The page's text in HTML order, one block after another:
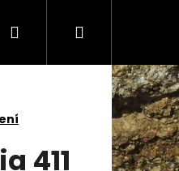
Duté vlákno
PřihlášeníNákupní
košík
411